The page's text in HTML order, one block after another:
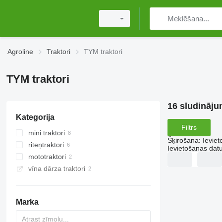
Agroline Traktori TYM traktori
TYM traktori
Kategorija
mini traktori
riteņtraktori
mototraktori
vīna dārza traktori
Marka
16
Filtrs
Šķirošana:
Ievietošanas